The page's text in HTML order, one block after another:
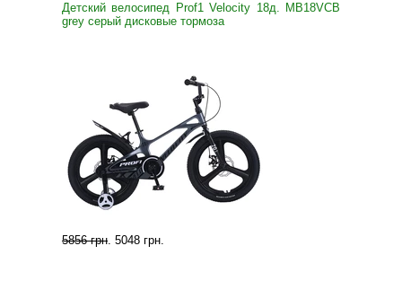
Детский велосипед Prof1 Velocity 18д. MB18VCB
grey серый дисковые тормоза
5856 грн. 5048 грн.